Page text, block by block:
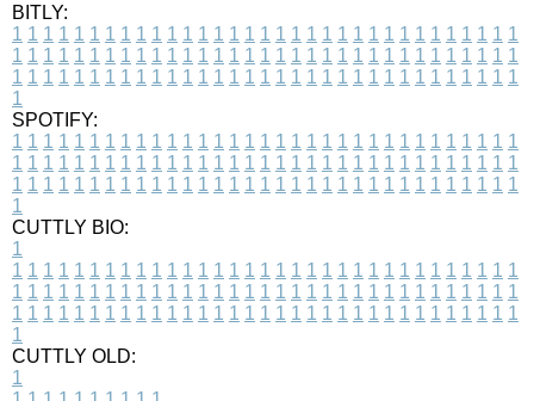
BITLY:
1 1 1 1 1 1 1 1 1 1 1 1 1 1 1 1 1 1 1 1 1 1 1 1 1 1 1 1 1 1 1 1 1
1 1 1 1 1 1 1 1 1 1 1 1 1 1 1 1 1 1 1 1 1 1 1 1 1 1 1 1 1 1 1 1 1
1 1 1 1 1 1 1 1 1 1 1 1 1 1 1 1 1 1 1 1 1 1 1 1 1 1 1 1 1 1 1 1 1
1
SPOTIFY:
1 1 1 1 1 1 1 1 1 1 1 1 1 1 1 1 1 1 1 1 1 1 1 1 1 1 1 1 1 1 1 1 1
1 1 1 1 1 1 1 1 1 1 1 1 1 1 1 1 1 1 1 1 1 1 1 1 1 1 1 1 1 1 1 1 1
1 1 1 1 1 1 1 1 1 1 1 1 1 1 1 1 1 1 1 1 1 1 1 1 1 1 1 1 1 1 1 1 1
1
CUTTLY BIO:
1
1 1 1 1 1 1 1 1 1 1 1 1 1 1 1 1 1 1 1 1 1 1 1 1 1 1 1 1 1 1 1 1 1
1 1 1 1 1 1 1 1 1 1 1 1 1 1 1 1 1 1 1 1 1 1 1 1 1 1 1 1 1 1 1 1 1
1 1 1 1 1 1 1 1 1 1 1 1 1 1 1 1 1 1 1 1 1 1 1 1 1 1 1 1 1 1 1 1 1
1
CUTTLY OLD:
1